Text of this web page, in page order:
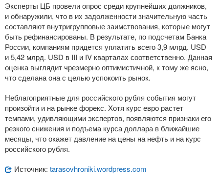
Эксперты ЦБ провели опрос среди крупнейших должников,
и обнаружили, что в их задолженности значительную часть
составляют внутригрупповые заимствования, которые могут
быть рефинансированы. В результате, по подсчетам Банка
России, компаниям придется уплатить всего 3,9 млрд. USD
и 5,42 млрд. USD в III и IV кварталах соответственно. Данная
оценка выглядит чрезмерно оптимистичной, к тому же ясно,
что сделана она с целью успокоить рынок.
Неблагоприятные для российского рубля события могут
произойти и на рынке форекс. Хотя курс евро растет
темпами, удивляющими экспертов, появляются признаки его
резкого снижения и подъема курса доллара в ближайшие
месяцы, что окажет давление на цены на нефть и на курс
российского рубля.
Источник: tarasovhroniki.wordpress.com